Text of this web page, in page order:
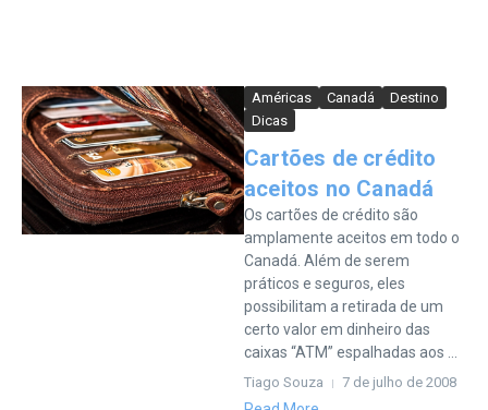
Américas Canadá
Destino
Dicas
Cartões de crédito
aceitos no Canadá
Os cartões de crédito são
amplamente aceitos em todo o
Canadá. Além de serem
práticos e seguros, eles
possibilitam a retirada de um
certo valor em dinheiro das
caixas “ATM” espalhadas aos ...
Tiago Souza 7 de julho de 2008